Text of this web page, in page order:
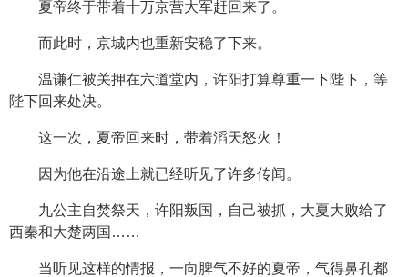
夏帝终于带着十万京营大军赶回来了。
而此时，京城内也重新安稳了下来。
温谦仁被关押在六道堂内，许阳打算尊重一下陛下，等
陛下回来处决。
这一次，夏帝回来时，带着滔天怒火！
因为他在沿途上就已经听见了许多传闻。
九公主自焚祭天，许阳叛国，自己被抓，大夏大败给了
西秦和大楚两国……
当听见这样的情报，一向脾气不好的夏帝，气得鼻孔都